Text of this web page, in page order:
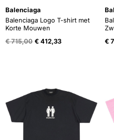
Balenciaga
Balenciaga Logo T-shirt met
Korte Mouwen
€715,00 Oorspronkelijke
€ 412,33Huidige
€